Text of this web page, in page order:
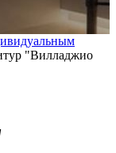
"Вилладжио